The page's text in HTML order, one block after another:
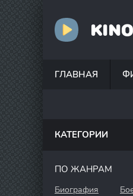
ГЛАВНАЯ
КАТЕГОРИИ
ПО ЖАНРАМ
Биография